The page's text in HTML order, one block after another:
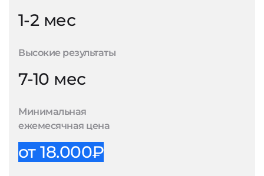
1-2 мес
Высокие результаты
7-10 мес
Минимальная
ежемесячная цена
от 18.000₽